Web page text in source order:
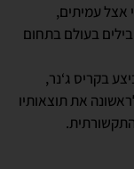
אצל עמיתים,
בעולם בתחום
בקריס ג‘נר,
את תוצאותיו